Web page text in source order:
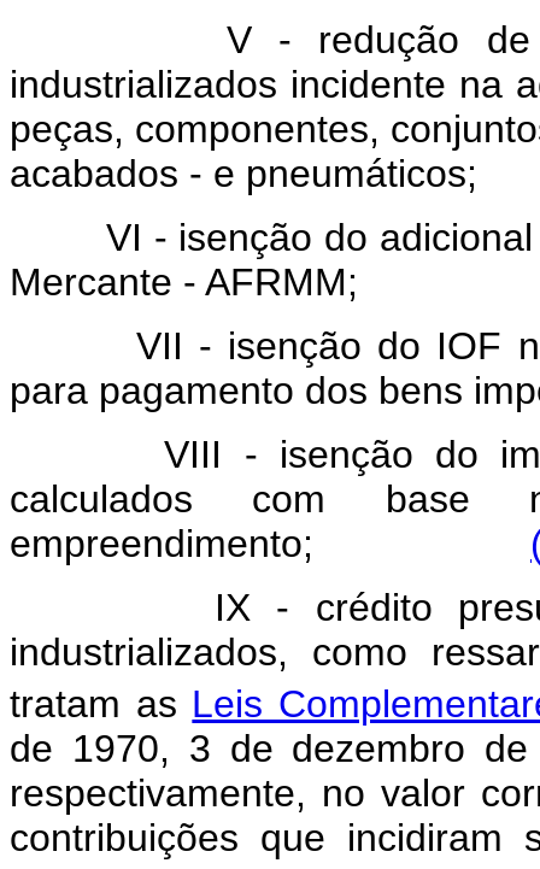
V - redução de
industrializados incidente na
peças, componentes,
acabados - e pneumáticos;
VI - isenção do
Mercante - AFRMM;
VII - isenção do IOF
para pagamento dos bens
VIII - isenção do
calculados com
empreendimento;
IX - crédito
industrializados, como
tratam as Leis
de 1970, 3 de dezembro
respectivamente, no valor
contribuições que incidiram